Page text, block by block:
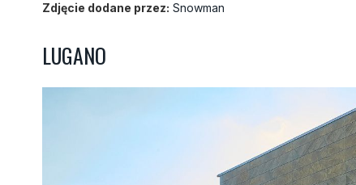
Zdjęcie dodane przez: Snowman
LUGANO